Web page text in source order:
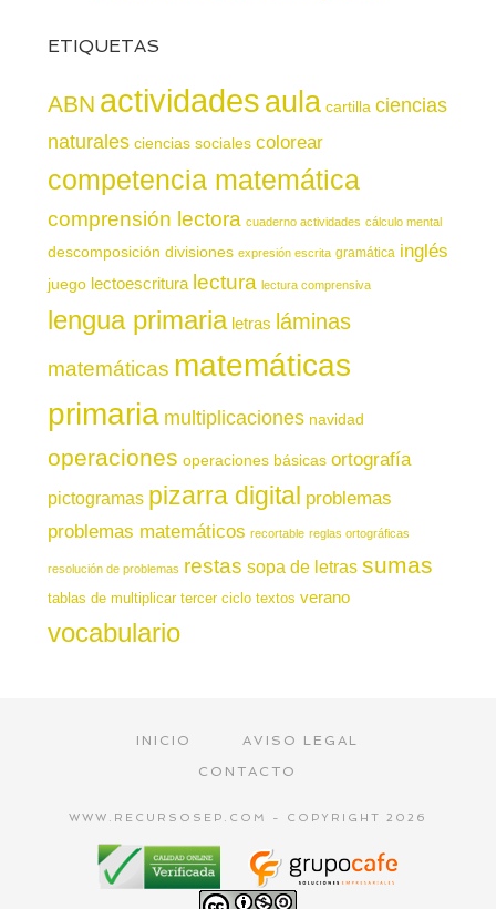
ETIQUETAS
ABN actividadesaula cartilla ciencias
naturales ciencias sociales colorear
competencia matemática
comprensión lectora cuaderno actividades cálculo mental
descomposición divisiones expresión escrita gramática inglés
juego lectoescritura lectura lectura comprensiva
lengua primaria letras láminas
matemáticas matemáticas
primaria multiplicaciones navidad
operaciones operaciones básicas ortografía
pictogramas pizarra digital problemas
problemas matemáticos recortable reglas ortográficas
resolución de problemas restas sopa de letras sumas
tablas de multiplicar tercer ciclo textos verano
vocabulario
INICIO
AVISO LEGAL
CONTACTO
WWW.RECURSOSEP.COM - COPYRIGHT 2026